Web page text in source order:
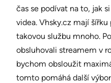
čas se podívat na to, jak
videa. Vhsky.cz mají šířku
takovou službu mnoho.
obsluhovali streamem v
bychom obsloužit
tomto pomáhá další